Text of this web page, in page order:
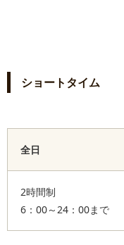
ショートタイム
全日
2時間制
6：00～24：00まで